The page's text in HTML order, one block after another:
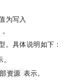
为写入
。具体说明如下：
资源 表示。